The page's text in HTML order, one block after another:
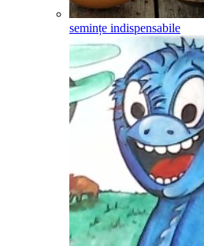
semințe indispensabile